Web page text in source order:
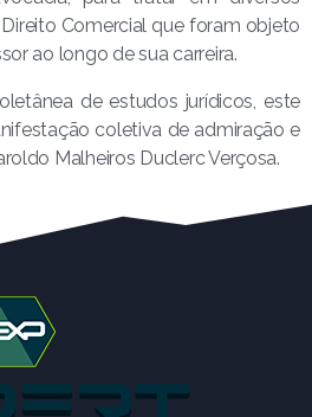
Comercial que foram objeto
ao longo de sua carreira.
de estudos jurídicos, este
coletiva de admiração e
Malheiros Duclerc Verçosa.